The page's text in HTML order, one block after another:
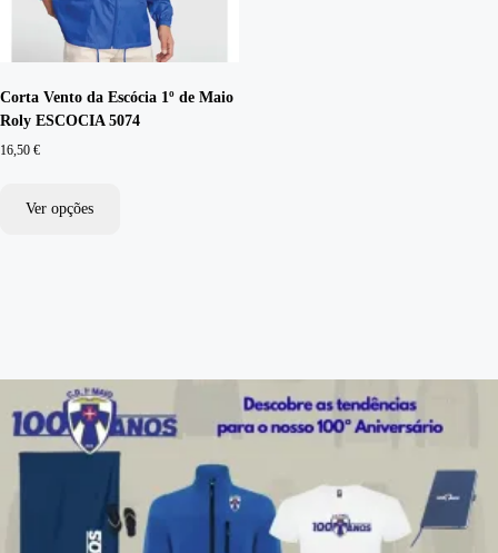
Corta Vento da Escócia 1º de Maio
Roly ESCOCIA 5074
16,50 €
Ver opções